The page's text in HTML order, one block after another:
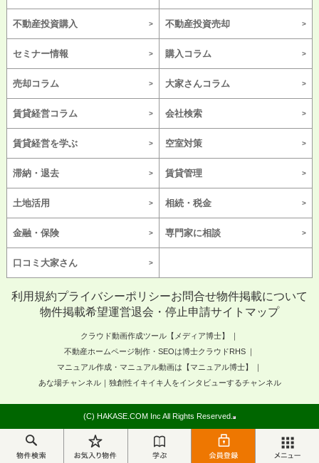
不動産投資購入 不動産投資売却
セミナー情報 購入コラム
売却コラム 大家さんコラム
賃貸経営コラム 会社検索
賃貸経営を学ぶ 空室対策
滞納・退去 賃貸管理
土地活用 相続・税金
金融・保険 専門家に相談
口コミ大家さん
利用規約プライバシーポリシーお問合せ物件掲載について
物件掲載希望運営退会・停止申請サイトマップ
クラウド動画作成ツール【メディア博士】
不動産ホームページ制作・SEOは博士クラウドRHS
マニュアル作成・マニュアル動画は【マニュアル博士】
あな場チャンネル｜独創性イキイキ人をインタビューするチャンネル
(C) HAKASE.COM Inc All Rights Reserved.